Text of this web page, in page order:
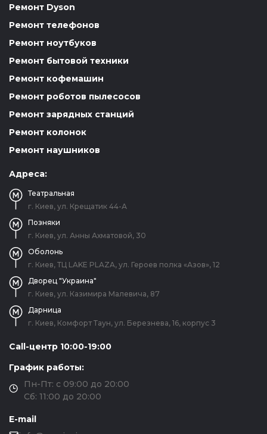
Ремонт Dyson
Ремонт телефонов
Ремонт ноутбуков
Ремонт бытовой техники
Ремонт кофемашин
Ремонт роботов пылесосов
Ремонт зарядных станций
Ремонт колонок
Ремонт наушников
Адреса:
Театральная
г. Киев, ул. Крещатик 44-А
Позняки
г. Киев, ул. Анны Ахматовой, 30
Оболонь
г. Киев, ТЦ LAKE PLAZA, ул. Героев полка «Азов», 12
Дворец "Украина"
г. Киев, ул. Казимира Малевича, 87
Дарница
г. Киев, Комфорт Таун, ул. Березнева, 16, корпус 3
Call-центр 10:00-19:00
График работы:
Пн-Пт: с 09:00 до 20:00
Сб: 11:00 до 20:00
E-mail